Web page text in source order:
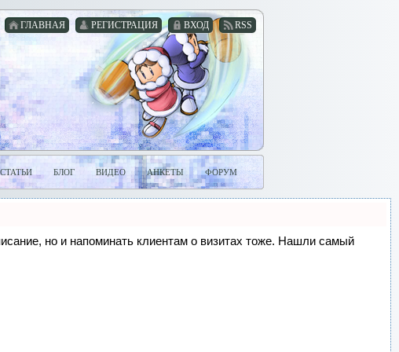
RSS
ВХОД
РЕГИСТРАЦИЯ
ГЛАВНАЯ
СТАТЬИ БЛОГ ВИДЕО АНКЕТЫ ФОРУМ
но и напоминать клиентам о визитах тоже. Нашли самый